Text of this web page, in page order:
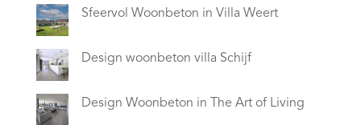
Sfeervol Woonbeton in Villa Weert
Design woonbeton villa Schijf
Design Woonbeton in The Art of Living